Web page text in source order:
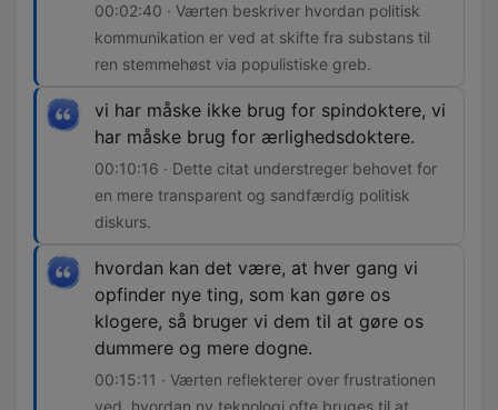
00:02:40 · Værten beskriver hvordan politisk
kommunikation er ved at skifte fra substans til
ren stemmehøst via populistiske greb.
vi har måske ikke brug for spindoktere, vi
har måske brug for ærlighedsdoktere.
00:10:16 · Dette citat understreger behovet for
en mere transparent og sandfærdig politisk
diskurs.
hvordan kan det være, at hver gang vi
opfinder nye ting, som kan gøre os
klogere, så bruger vi dem til at gøre os
dummere og mere dogne.
00:15:11 · Værten reflekterer over frustrationen